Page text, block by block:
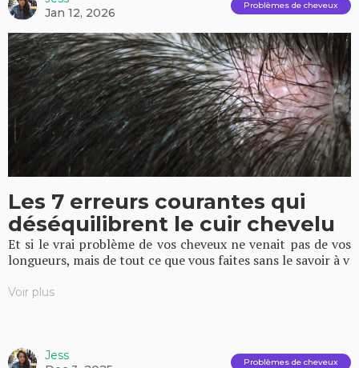
Jan 12, 2026
Problèmes de cheveux
Les 7 erreurs courantes qui
déséquilibrent le cuir chevelu
Et si le vrai problème de vos cheveux ne venait pas de vos
longueurs, mais de tout ce que vous faites sans le savoir à v
Voir plus
Jess
Problèmes de cheveux